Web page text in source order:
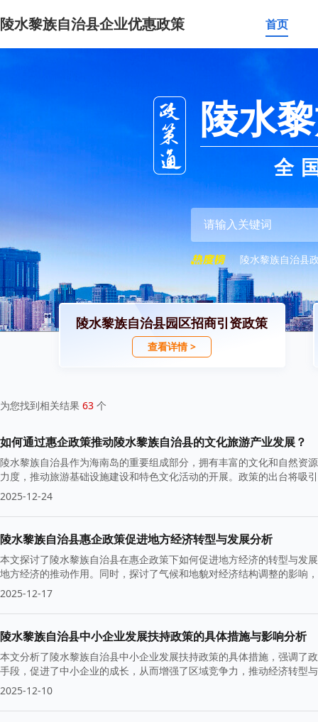
陵水黎族自治县企业优惠政策 首页
陵水
全
陵水黎族自治县
陵水黎族自治县园区招商引资政策
查看详情 >
为您找到相关结果 63 个
如何通过惠企政策推动陵水黎族自治县的文化旅游产业发展？
陵水黎族自治县作为海南岛的重要组成部分，拥有丰富的文化和自然资
力度，推动旅游基础设施建设和特色文化活动的开展。政策的出台将吸
展。
2025-12-24
陵水黎族自治县惠企政策促进地方经济转型与发展分析
本文探讨了陵水黎族自治县在惠企政策下如何促进地方经济的转型与发
地方经济的推动作用。同时，探讨了气候和地貌对经济结构调整的影响
2025-12-17
陵水黎族自治县中小企业发展扶持政策的具体措施与影响分析
本文分析了陵水黎族自治县中小企业发展扶持政策的具体措施，强调了
手段，促进了中小企业的成长，从而增强了区域竞争力，推动经济转型
2025-12-10